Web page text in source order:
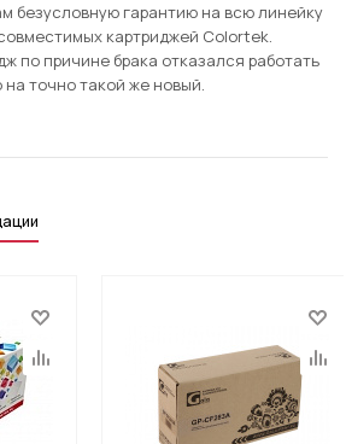
безусловную гарантию на всю линейку
картриджей Colortek.
по причине брака отказался работать
точно такой же новый.